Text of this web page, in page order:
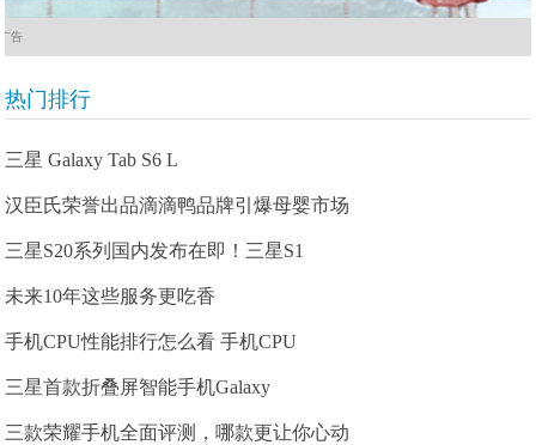
广告
热门排行
三星 Galaxy Tab S6 L
汉臣氏荣誉出品滴滴鸭品牌引爆母婴市场
三星S20系列国内发布在即！三星S1
未来10年这些服务更吃香
手机CPU性能排行怎么看 手机CPU
三星首款折叠屏智能手机Galaxy
三款荣耀手机全面评测，哪款更让你心动